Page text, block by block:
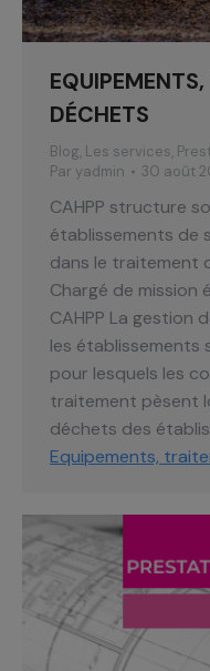
DÉCHETS
Blog, Les services,
Par yadmin 30 août
CAHPP structure
établissements de
dans le traitement
Chargé de mission
CAHPP La gestion
les établissements
pour lesquels les
traitement pèsent
déchets des
Equipements,